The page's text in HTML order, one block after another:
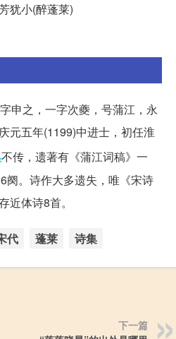
犹小(醉蓬莱)
申之，一字次夔，号蒲江，永
元五年(1199)中进士，初任淮
不传，遗著有《蒲江词稿》一
阕。诗作大多遗失，唯《宋诗
近体诗8首。
代 蓬莱 诗集
下一篇